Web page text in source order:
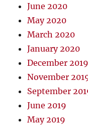
June 2020
May 2020
March 2020
January 2020
December 2019
November
September
June 2019
May 2019